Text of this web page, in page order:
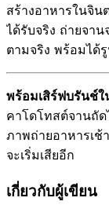
สร้างอาหารในจิ
ได้รับจริง ถ่ายจา
ตามจริง พร้อมได้
พร้อมเสิร์ฟบรันช์
คาโดโทสต์จานถัด
ภาพถ่ายอาหารเ
จะเริ่มเสียอีก
เกี่ยวกับผู้เขียน